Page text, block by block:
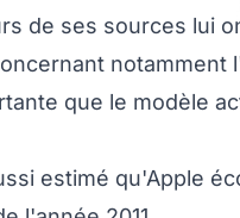
de ses sources lui
que le modèle
estimé qu'Apple